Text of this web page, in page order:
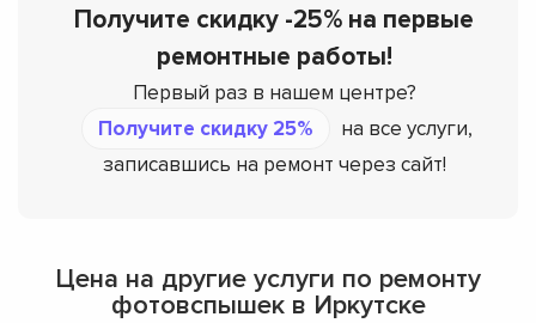
Получите скидку -25% на первые
ремонтные работы!
Первый раз в нашем центре?
Получите скидку 25%
на все услуги,
записавшись на ремонт через сайт!
Цена на другие услуги по ремонту
фотовспышек в Иркутске